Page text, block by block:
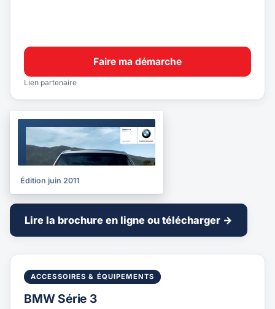
Faire ma démarche
Lien partenaire
BROCHURE
2011
Édition juin 2011
Lire la brochure en ligne ou télécharger →
ACCESSOIRES & ÉQUIPEMENTS
BMW Série 3